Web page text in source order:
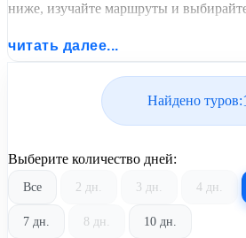
ниже, изучайте маршруты и
United Travel Systems.
читать далее...
Найдено туров:
Выберите количество дней:
Все 2 дн. 3 дн. 4 дн.
7 дн. 8 дн. 10 дн.